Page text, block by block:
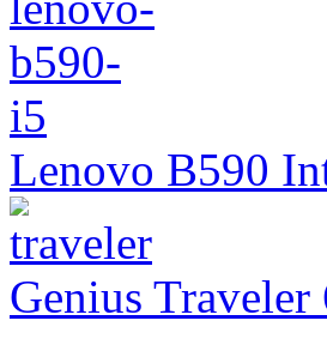
Lenovo B590
Genius